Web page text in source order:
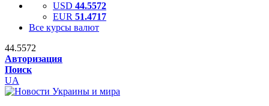
USD 44.5572
EUR 51.4717
Все курсы валют
44.5572
Авторизация
Поиск
UA